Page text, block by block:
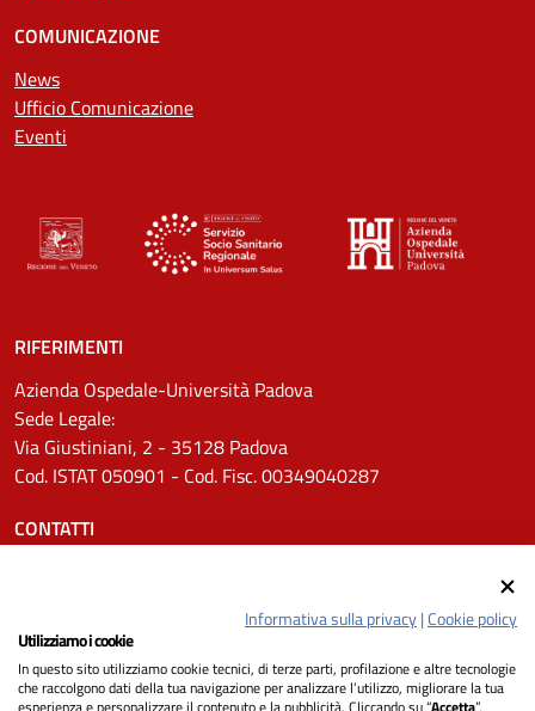
COMUNICAZIONE
News
Ufficio Comunicazione
Eventi
RIFERIMENTI
Azienda Ospedale-Università Padova
Sede Legale:
Via Giustiniani, 2 - 35128 Padova
Cod. ISTAT 050901 - Cod. Fisc. 00349040287
CONTATTI
Pec: protocollo.aopd@pecveneto.it
SEGUICI SU
Informativa sulla privacy|Cookie policy
Utilizziamo i cookie
In questo sito utilizziamo cookie tecnici, di terze parti, profilazione e altre tecnologie
che raccolgono dati della tua navigazione per analizzare l’utilizzo, migliorare la tua